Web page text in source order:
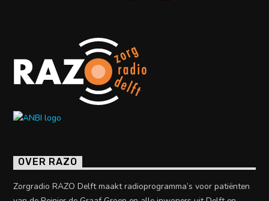
OVER RAZO
Zorgradio RAZO Delft maakt radioprogramma’s voor patiënten